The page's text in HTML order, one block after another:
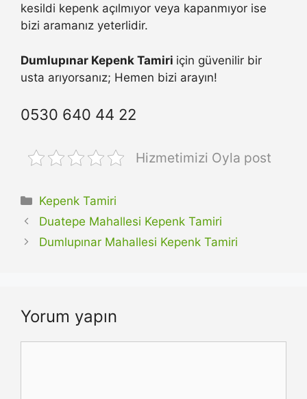
kesildi kepenk açılmıyor veya kapanmıyor ise
bizi aramanız yeterlidir.
Dumlupınar Kepenk Tamiri için güvenilir bir
usta arıyorsanız; Hemen bizi arayın!
0530 640 44 22
Hizmetimizi Oyla post
Kategoriler
Kepenk Tamiri
Duatepe Mahallesi Kepenk Tamiri
Dumlupınar Mahallesi Kepenk Tamiri
Yorum yapın